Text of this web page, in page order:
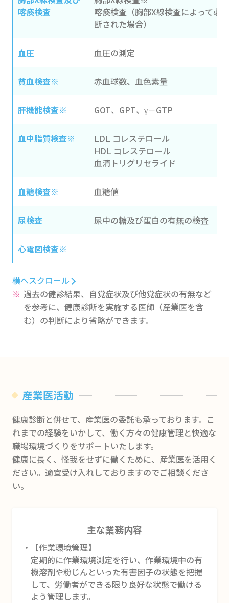
喀痰検査
喀痰検査（胸部X線検査によって必
断された場合）
血圧 血圧の測定
貧血検査※ 赤血球数、血色素量
肝機能検査※ GOT、GPT、γ－GTP
血中脂質検査※
LDL コレステロール
HDL コレステロール
血清トリグリセライド
血糖検査※ 血糖値
尿検査 尿中の糖及び蛋白の有無の検査
心電図検査※
横へスクロール
過去の健診結果、自覚症状及び他覚症状の有無など
を参考に、健康診断を実施する医師（産業医を含
む）の判断により省略ができます。
産業医活動
健康診断と併せて、産業医の委託も承っております。こ
れまでの経験をいかして、働く方々の健康管理と快適な
職場環境づくりをサポートいたします。
健康に長く、怪我をせずに働くために、産業医を活用く
ださい。適宜受け入れしておりますのでご相談くださ
い。
主な業務内容
【作業環境管理】
定期的に作業環境測定を行い、作業環境中の有
機溶剤や粉じんといった有害因子の状態を把握
して、労働者ができる限り良好な状態で働ける
よう管理します。